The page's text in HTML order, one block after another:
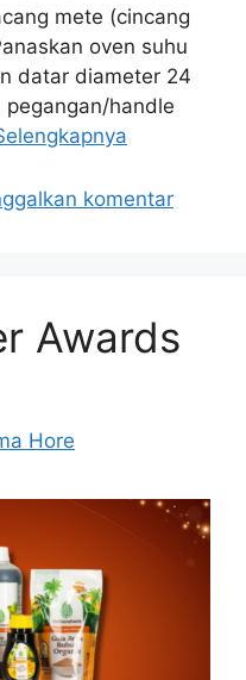
mete (cincang
oven suhu
datar diameter 24
handle
komentar
Awards
Hore